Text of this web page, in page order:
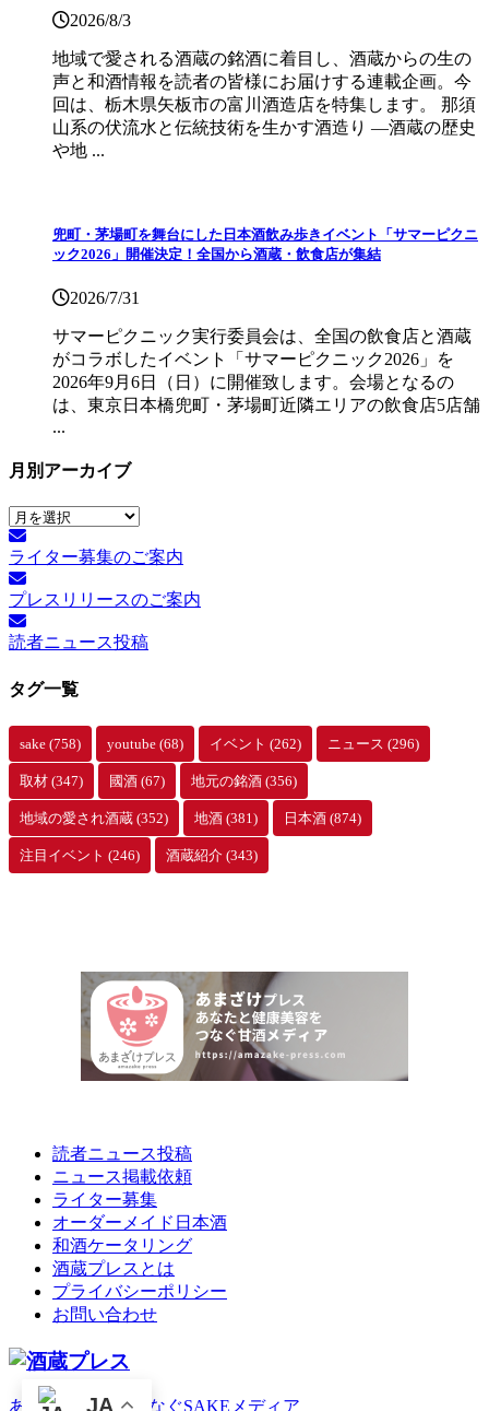
2026/8/3
地域で愛される酒蔵の銘酒に着目し、酒蔵からの生の
声と和酒情報を読者の皆様にお届けする連載企画。今
回は、栃木県矢板市の富川酒造店を特集します。 那須
山系の伏流水と伝統技術を生かす酒造り ―酒蔵の歴史
や地 ...
兜町・茅場町を舞台にした日本酒飲み歩きイベント「サマーピクニ
ック2026」開催決定！全国から酒蔵・飲食店が集結
2026/7/31
サマーピクニック実⾏委員会は、全国の飲⾷店と酒蔵
がコラボしたイベント「サマーピクニック2026」を
2026年9月6日（日）に開催致します。会場となるの
は、東京日本橋兜町・茅場町近隣エリアの飲食店5店舗
...
月別アーカイブ
月
別
ア
ー
カ
イ
ブ
ライター募集のご案内
プレスリリースのご案内
読者ニュース投稿
タグ一覧
sake (758) youtube (68) イベント (262) ニュース (296)
取材 (347) 國酒 (67) 地元の銘酒 (356)
地域の愛され酒蔵 (352) 地酒 (381) 日本酒 (874)
注目イベント (246) 酒蔵紹介 (343)
読者ニュース投稿
ニュース掲載依頼
ライター募集
オーダーメイド日本酒
和酒ケータリング
酒蔵プレスとは
プライバシーポリシー
お問い合わせ
あなたとお酒をつなぐSAKEメディア
JA